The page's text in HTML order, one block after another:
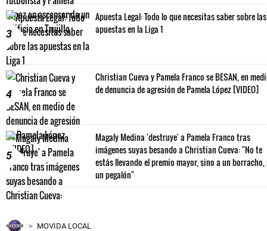
3
Apuesta Legal: Todo lo que necesitas saber sobre las
apuestas en la Liga 1
4
Christian Cueva y Pamela Franco se BESAN, en
de denuncia de agresión de Pamela López [VIDEO]
5
Magaly Medina 'destruye' a Pamela Franco tras
imágenes suyas besando a Christian Cueva: "No te
estás llevando el premio mayor, sino a un borracho,
un pegalón"
MOVIDA LOCAL